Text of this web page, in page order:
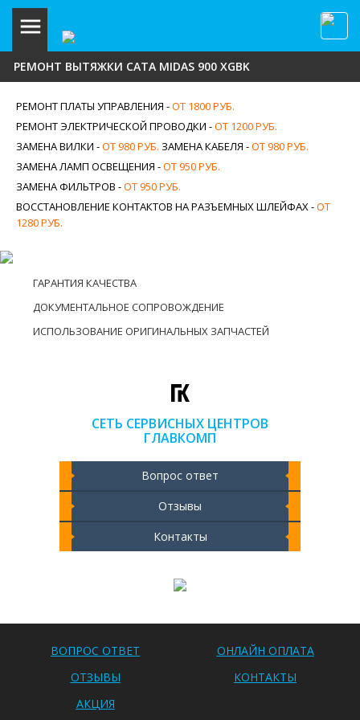
СЕТЬ СЕРВИСНЫХ ЦЕНТРОВ
ГЛАВКОМП
Вопрос ответ
Отзывы
Контакты
РЕМОНТ ВЫТЯЖКИ CATA MIDAS 900 XGBK
РЕМОНТ ПЛАТЫ УПРАВЛЕНИЯ -ОТ 1800 РУБ.
РЕМОНТ ЭЛЕКТРИЧЕСКОЙ ПРОВОДКИ -ОТ 1200 РУБ.
ЗАМЕНА ВИЛКИ -ОТ 980 РУБ. ЗАМЕНА КАБЕЛЯ -ОТ 980 РУБ.
ЗАМЕНА ЛАМП ОСВЕЩЕНИЯ -ОТ 950 РУБ.
ЗАМЕНА ФИЛЬТРОВ -ОТ 950 РУБ.
ВОССТАНОВЛЕНИЕ КОНТАКТОВ НА РАЗЪЕМНЫХ ШЛЕЙФАХ -ОТ
1280 РУБ.
ГАРАНТИЯ КАЧЕСТВА
ДОКУМЕНТАЛЬНОЕ СОПРОВОЖДЕНИЕ
ИСПОЛЬЗОВАНИЕ ОРИГИНАЛЬНЫХ ЗАПЧАСТЕЙ
ВОПРОС ОТВЕТ
ОНЛАЙН ОПЛАТА
ОТЗЫВЫ
КОНТАКТЫ
АКЦИЯ